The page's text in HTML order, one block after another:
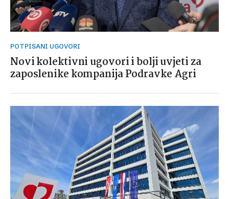
POTPISANI UGOVORI
Novi kolektivni ugovori i bolji uvjeti za
zaposlenike kompanija Podravke Agri